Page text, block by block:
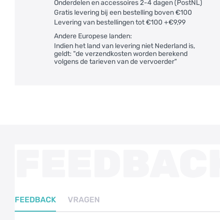
Onderdelen en accessoires 2-4 dagen (PostNL)
Gratis levering bij een bestelling boven €100
Levering van bestellingen tot €100 +€9,99
Andere Europese landen:
Indien het land van levering niet Nederland is,
geldt: "de verzendkosten worden berekend
volgens de tarieven van de vervoerder"
FEEDBACK VRAGEN